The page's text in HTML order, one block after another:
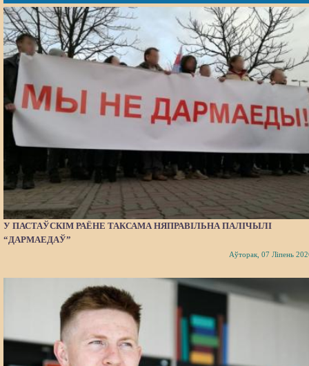
У ПАСТАЎСКІМ РАЁНЕ ТАКСАМА НЯПРАВІЛЬНА ПАЛІЧЫЛІ
“ДАРМАЕДАЎ”
Аўторак, 07 Ліпень